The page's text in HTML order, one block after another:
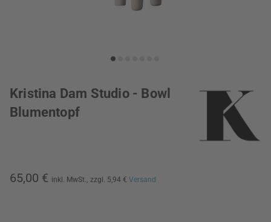
Kristina Dam Studio - Bowl
Blumentopf
65,00 € inkl. MwSt., zzgl. 5,94 € Versand